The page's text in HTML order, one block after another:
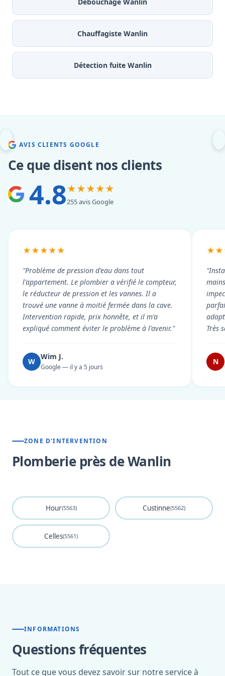
Chauffagiste Wanlin
Détection fuite Wanlin
AVIS CLIENTS GOOGLE
Ce que disent nos clients
4.8★★★★★
255 avis Google
★★★★★
"Problème de pression d'eau dans tout
l'appartement. Le plombier a vérifié le compteur,
le réducteur de pression et les vannes. Il a
trouvé une vanne à moitié fermée dans la cave.
Intervention rapide, prix honnête, et il m'a
expliqué comment éviter le problème à l'avenir."
W
Wim J.
Google — il y a 5 jours
Très
N
ZONE D'INTERVENTION
Plomberie près de Wanlin
Hour(5563) Custinne(5562)
Celles(5561)
INFORMATIONS
Questions fréquentes
Tout ce que vous devez savoir sur notre service à